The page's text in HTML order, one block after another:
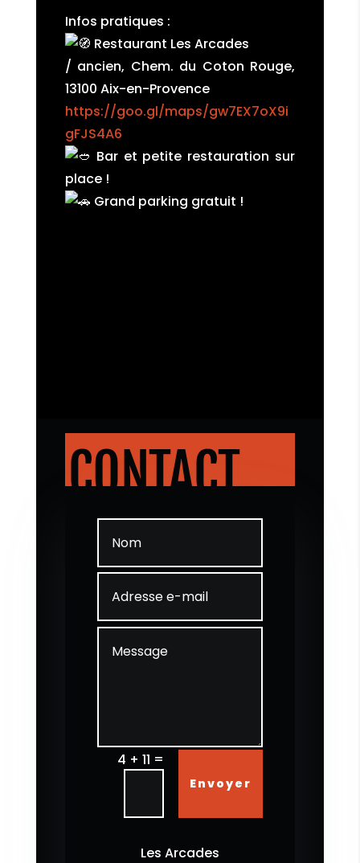
Infos pratiques :
Restaurant Les Arcades
/ ancien, Chem. du Coton Rouge,
13100 Aix-en-Provence
https://goo.gl/maps/gw7EX7oX9i
gFJS4A6
Bar et petite restauration sur
place !
Grand parking gratuit !
CONTACT
4 + 11 =
Envoyer
Les Arcades